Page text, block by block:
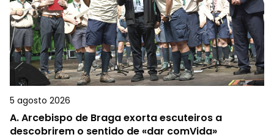
5 agosto 2026
A.Arcebispo de Braga exorta escuteiros a
descobrirem o sentido de «dar comVida»